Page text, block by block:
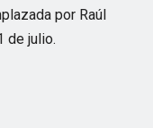
por Raúl
de julio.